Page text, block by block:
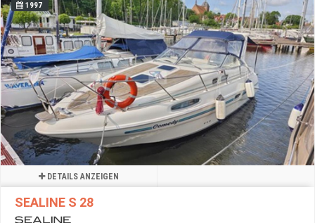
1997
DETAILS ANZEIGEN
SEALINE S 28